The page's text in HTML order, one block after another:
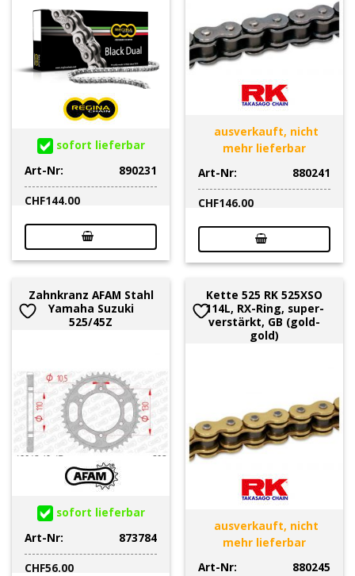
sofort lieferbar
Art-Nr:
890231
CHF144.00
ausverkauft, nicht
mehr lieferbar
Art-Nr:
880241
CHF146.00
Zahnkranz AFAM Stahl
Yamaha Suzuki
525/45Z
sofort lieferbar
Art-Nr:
873784
CHF56.00
Kette 525 RK 525XSO
114L, RX-Ring, super-
verstärkt, GB (gold-
gold)
ausverkauft, nicht
mehr lieferbar
Art-Nr:
880245